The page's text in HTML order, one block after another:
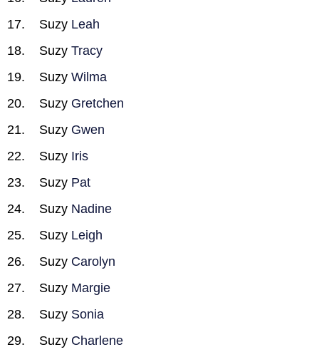
Suzy Leah
Suzy Tracy
Suzy Wilma
Suzy Gretchen
Suzy Gwen
Suzy Iris
Suzy Pat
Suzy Nadine
Suzy Leigh
Suzy Carolyn
Suzy Margie
Suzy Sonia
Suzy Charlene